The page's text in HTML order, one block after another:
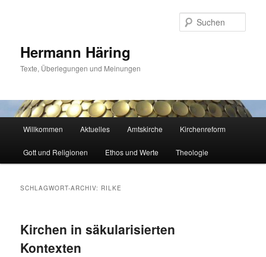
Hermann Häring
Texte, Überlegungen und Meinungen
Willkommen Aktuelles Amtskirche Kirchenreform
Gott und Religionen Ethos und Werte Theologie
SCHLAGWORT-ARCHIV: RILKE
Kirchen in säkularisierten
Kontexten